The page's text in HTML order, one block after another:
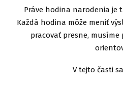
Práve hodina narodenia je
Každá hodina môže meniť
pracovať presne, musíme
V tejto časti